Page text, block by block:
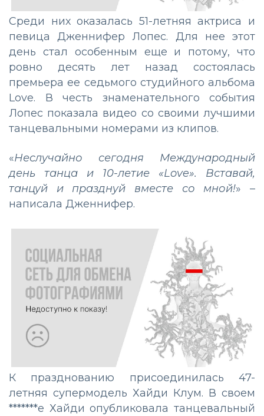
Среди них оказалась 51-летняя актриса и
певица Дженнифер Лопес. Для нее этот
день стал особенным еще и потому, что
ровно десять лет назад состоялась
премьера ее седьмого студийного альбома
Love. В честь знаменательного события
Лопес показала видео со своими лучшими
танцевальными номерами из клипов.
«Неслучайно сегодня Международный
день танца и 10-летие «Love». Вставай,
танцуй и празднуй вместе со мной!» –
написала Дженнифер.
К празднованию присоединилась 47-
летняя супермодель Хайди Клум. В своем
*******е Хайди опубликовала танцевальный